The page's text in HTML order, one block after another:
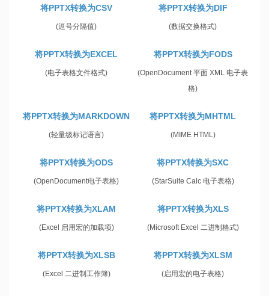
将PPTX转换为CSV
(逗号分隔值)
将PPTX转换为DIF
(数据交换格式)
将PPTX转换为EXCEL
(电子表格文件格式)
将PPTX转换为FODS
(OpenDocument 平面 XML 电子表
格)
将PPTX转换为MARKDOWN
(轻量级标记语言)
将PPTX转换为MHTML
(MIME HTML)
将PPTX转换为ODS
(OpenDocument电子表格)
将PPTX转换为SXC
(StarSuite Calc 电子表格)
将PPTX转换为XLAM
(Excel 启用宏的加载项)
将PPTX转换为XLS
(Microsoft Excel 二进制格式)
将PPTX转换为XLSB
(Excel 二进制工作簿)
将PPTX转换为XLSM
(启用宏的电子表格)